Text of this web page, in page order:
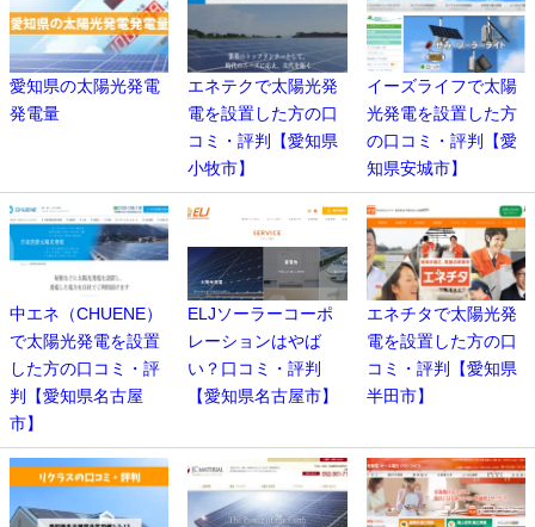
愛知県の太陽光発電
発電量
エネテクで太陽光発
電を設置した方の口
コミ・評判【愛知県
小牧市】
イーズライフで太陽
光発電を設置した方
の口コミ・評判【愛
知県安城市】
中エネ（CHUENE）
で太陽光発電を設置
した方の口コミ・評
判【愛知県名古屋
市】
ELJソーラーコーポ
レーションはやば
い？口コミ・評判
【愛知県名古屋市】
エネチタで太陽光発
電を設置した方の口
コミ・評判【愛知県
半田市】